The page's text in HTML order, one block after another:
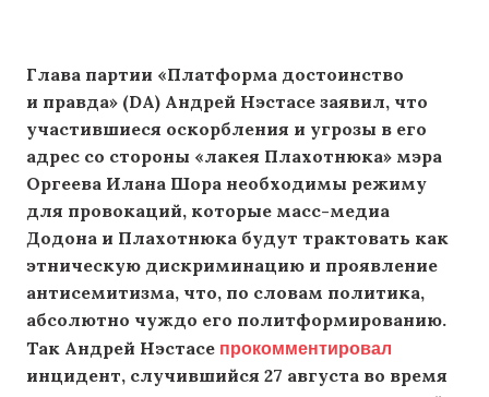
Глава партии «Платформа достоинство
и правда» (DA) Андрей Нэстасе заявил, что
участившиеся оскорбления и угрозы в его
адрес со стороны «лакея Плахотнюка» мэра
Оргеева Илана Шора необходимы режиму
для провокаций, которые масс-медиа
Додона и Плахотнюка будут трактовать как
этническую дискриминацию и проявление
антисемитизма, что, по словам политика,
абсолютно чуждо его политформированию.
Так Андрей Нэстасе прокомментировал
инцидент, случившийся 27 августа во время